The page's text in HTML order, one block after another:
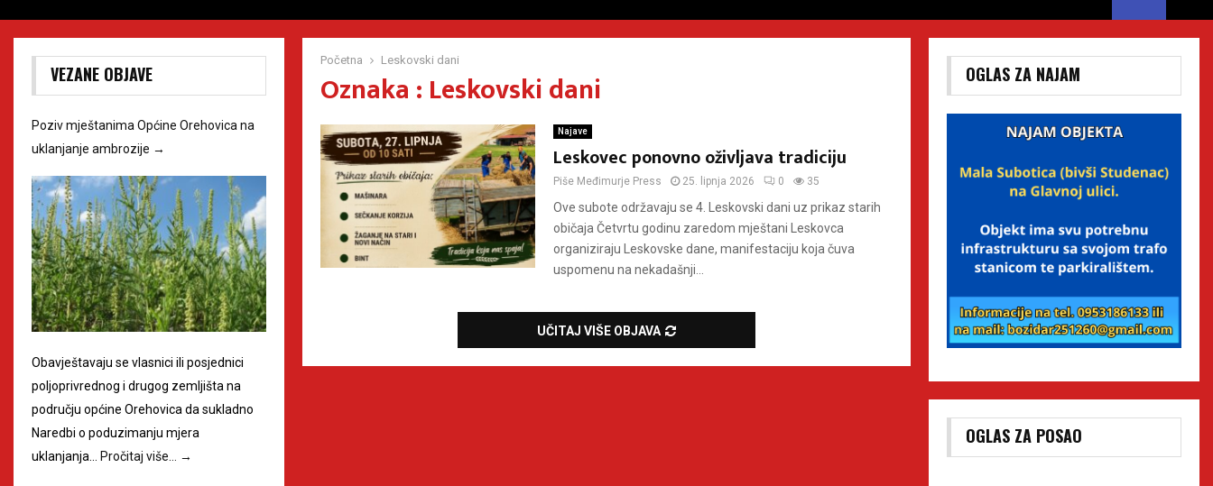
Početna Leskovski dani
Oznaka : Leskovski dani
Najave
Leskovec ponovno oživljava tradiciju
Piše Međimurje Press 25. lipnja 2026 0 35
Ove subote održavaju se 4. Leskovski dani uz prikaz starih
običaja Četvrtu godinu zaredom mještani Leskovca
organiziraju Leskovske dane, manifestaciju koja čuva
uspomenu na nekadašnji...
UČITAJ VIŠE OBJAVA
VEZANE OBJAVE
Poziv mještanima Općine Orehovica na
uklanjanje ambrozije →
Obavještavaju se vlasnici ili posjednici
poljoprivrednog i drugog zemljišta na
području općine Orehovica da sukladno
Naredbi o poduzimanju mjera
uklanjanja…
Pročitaj više… →
OGLAS ZA NAJAM
OGLAS ZA POSAO